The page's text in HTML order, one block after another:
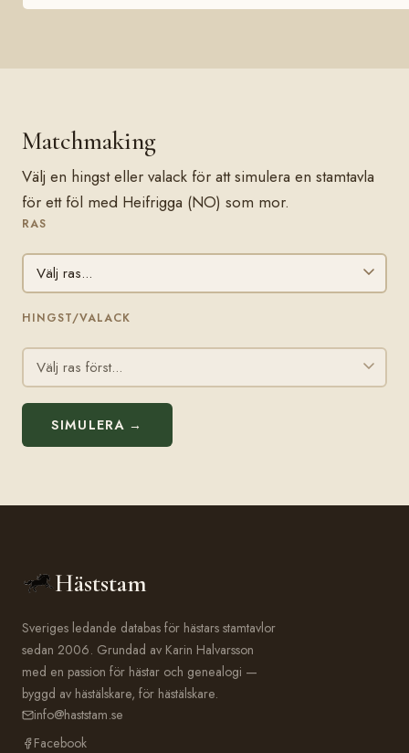
Matchmaking
Välj en hingst eller valack för att simulera en stamtavla
för ett föl med Heifrigga (NO) som mor.
RAS
HINGST/VALACK
SIMULERA →
Häststam
Sveriges ledande databas för hästars stamtavlor
sedan 2006. Grundad av Karin Halvarsson
med en passion för hästar och genealogi —
byggd av hästälskare, för hästälskare.
info@haststam.se
Facebook